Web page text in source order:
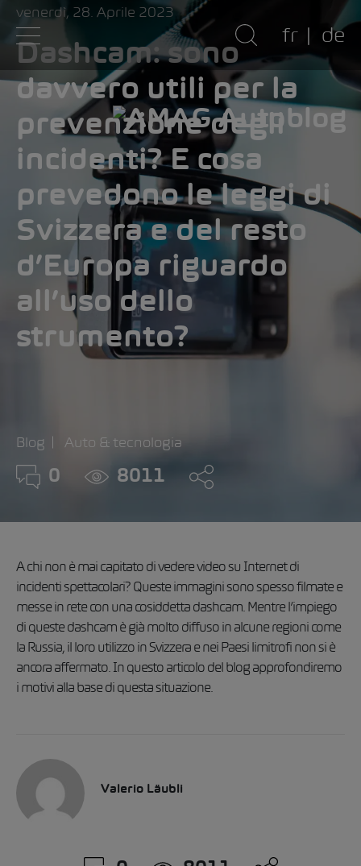
fr de
venerdì, 28. Aprile 2023
Dashcam: sono
davvero utili per la
prevenzione degli
incidenti? E cosa
prevedono le leggi di
Svizzera e del resto
d’Europa riguardo
all’uso dello
strumento?
Blog Auto & tecnologia
0 8011
A chi non è mai capitato di vedere video su Internet di
incidenti spettacolari? Queste immagini sono spesso filmate e
messe in rete con una cosiddetta dashcam. Mentre l’impiego
di queste dashcam è già molto diffuso in alcune regioni come
la Russia, il loro utilizzo in Svizzera e nei Paesi limitrofi non si è
ancora affermato. In questo articolo del blog approfondiremo
i motivi alla base di questa situazione.
Valerio Läubli